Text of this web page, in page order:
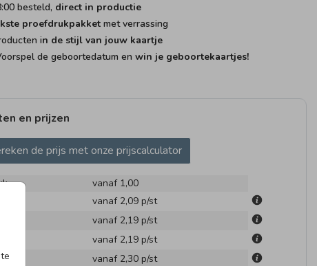
besteld, direct in productie
proefdrukpakketmet verrassing
in de stijl van jouw kaartje
de geboortedatum en win je geboortekaartjes!
en prijzen
de prijs met onze prijscalculator
vanaf 1,00
vanaf 2,09 p/st
vanaf 2,19 p/st
vanaf 2,19 p/st
vanaf 2,30 p/st